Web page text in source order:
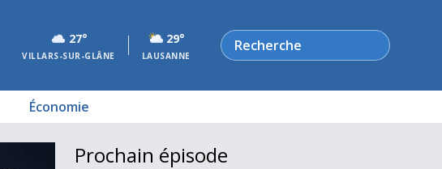
27°
VILLARS-SUR-GLÂNE
29°
LAUSANNE
Rechercher
Économie
Prochain épisode